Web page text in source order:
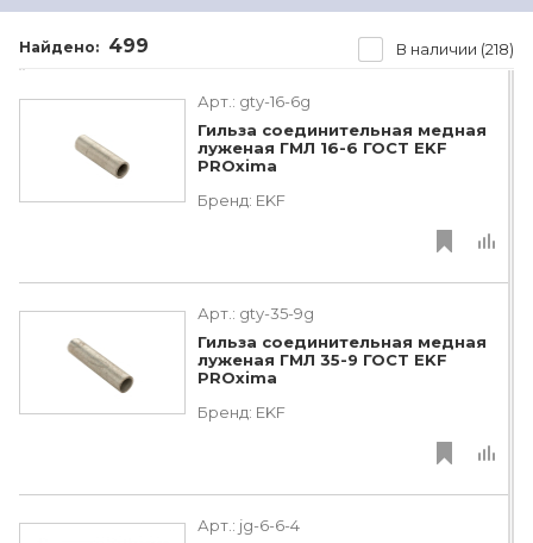
Найдено: 499 В наличии (218)
Арт.: gty-16-6g
Гильза соединительная медная
луженая ГМЛ 16-6 ГОСТ EKF
PROxima
Бренд: EKF
Арт.: gty-35-9g
Гильза соединительная медная
луженая ГМЛ 35-9 ГОСТ EKF
PROxima
Бренд: EKF
Арт.: jg-6-6-4